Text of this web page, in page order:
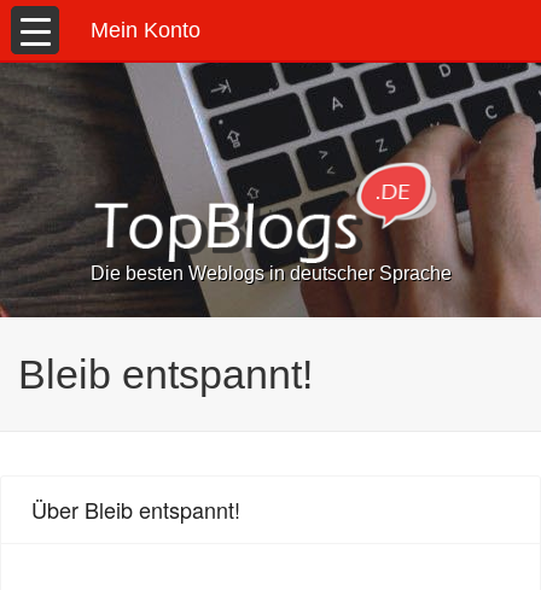
Mein Konto
Die besten Weblogs in deutscher Sprache
Bleib entspannt!
Über Bleib entspannt!